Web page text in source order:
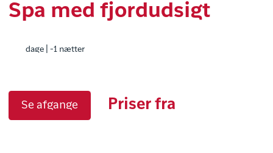
Spa med fjordudsigt
dage | -1 nætter
Se afgange Priser fra